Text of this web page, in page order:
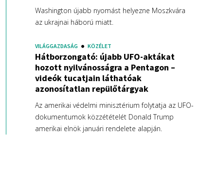
Washington újabb nyomást helyezne Moszkvára
az ukrajnai háború miatt.
VILÁGGAZDASÁG KÖZÉLET
Hátborzongató: újabb UFO-aktákat
hozott nyilvánosságra a Pentagon –
videók tucatjain láthatóak
azonosítatlan repülőtárgyak
Az amerikai védelmi minisztérium folytatja az UFO-
dokumentumok közzétételét Donald Trump
amerikai elnök januári rendelete alapján.